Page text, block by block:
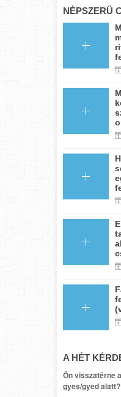
NÉPSZERŰ
A HÉT
Ön visszatérne
gyes/gyed alatt?